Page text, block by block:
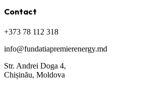
Contact
+373 78 112 318
info@fundatiapremierenergy.md
Str. Andrei Doga 4,
Chișinău, Moldova